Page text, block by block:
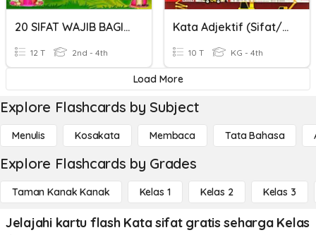
20 SIFAT WAJIB BAGI ALLAH
12 T 2nd - 4th
Kata Adjektif (Sifat/ Keadaan) Tahun 3 (SJKC)
10 T KG - 4th
Load More
Explore Flashcards by Subject
Menulis Kosakata Membaca Tata Bahasa
Explore Flashcards by Grades
Taman Kanak Kanak Kelas 1 Kelas 2 Kelas 3
Jelajahi kartu flash Kata sifat gratis seharga Kelas